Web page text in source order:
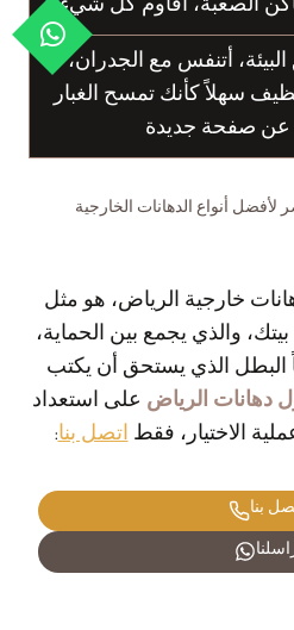
الصعبة، أقاوم كل شيء!
أتنفس مع الجدران،
سهلاً كأنك تمسح الغبار
عن صفحة جديدة
أنواع الدهانات الخارجية
خارجية الرياض، هو مثل
والذي يجمع بين الحماية،
البطل الذي يستحق أن يكتب
دهانات الرياض على استعداد
الاختيار، فقطاتصل بنا:
بنا